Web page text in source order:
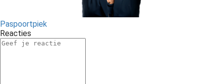
Paspoortpiek
Reacties